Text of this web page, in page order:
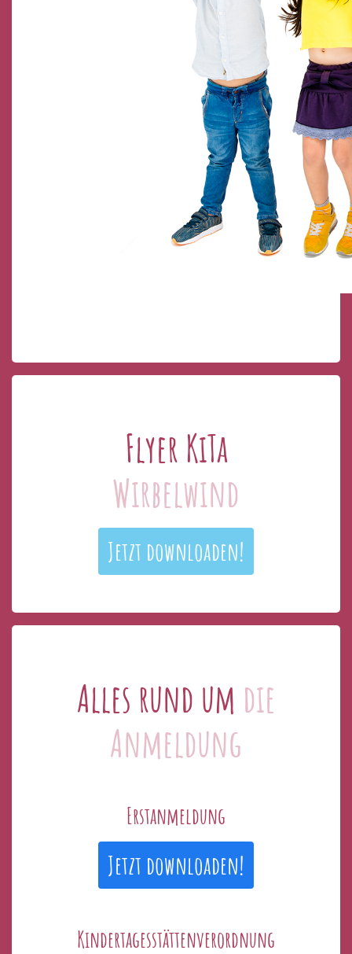
Flyer KiTa
Wirbelwind
Jetzt downloaden!
Alles rund um die
Anmeldung
Erstanmeldung
Jetzt downloaden!
Kindertagesstättenverordnung